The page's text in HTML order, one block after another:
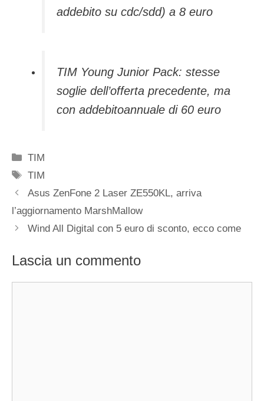
addebito su cdc/sdd) a 8 euro
TIM Young Junior Pack: stesse
soglie dell’offerta precedente, ma
con addebitoannuale di 60 euro
Categorie
TIM
Tag
TIM
Asus ZenFone 2 Laser ZE550KL, arriva
l’aggiornamento MarshMallow
Wind All Digital con 5 euro di sconto, ecco come
Lascia un commento